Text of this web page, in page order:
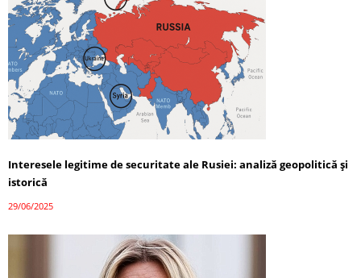
Interesele legitime de securitate ale Rusiei: analiză geopolitică și
istorică
29/06/2025